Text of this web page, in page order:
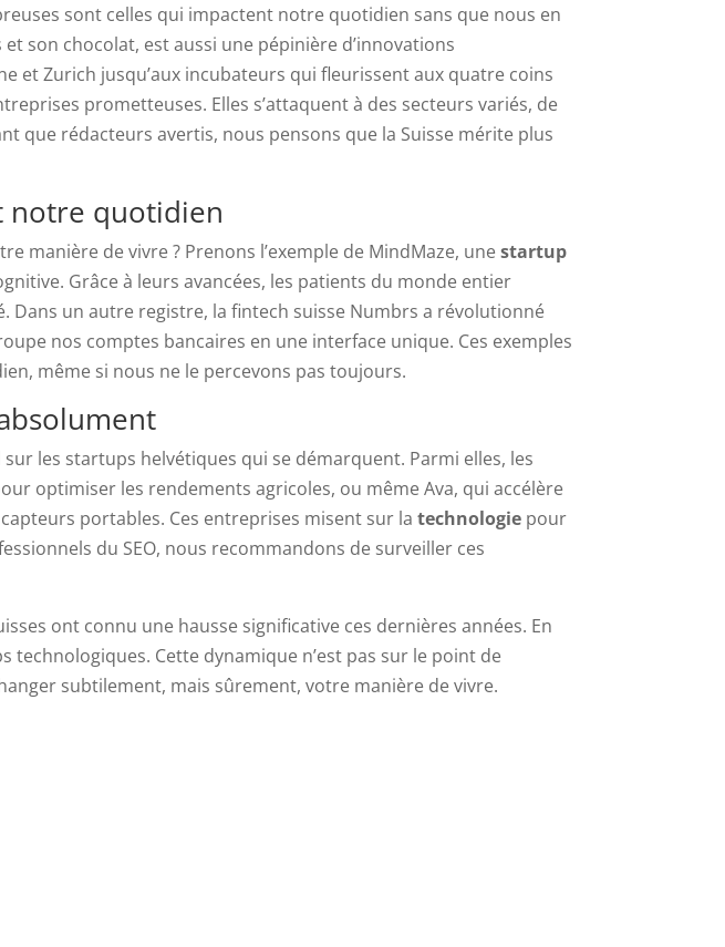
sont celles qui impactent notre quotidien sans que nous en
son chocolat, est aussi une pépinière d’innovations
et Zurich jusqu’aux incubateurs qui fleurissent aux quatre coins
prometteuses. Elles s’attaquent à des secteurs variés, de
que rédacteurs avertis, nous pensons que la Suisse mérite plus
notre quotidien
manière de vivre ? Prenons l’exemple de MindMaze, unestartup
Grâce à leurs avancées, les patients du monde entier
Dans un autre registre, la fintech suisse Numbrs a révolutionné
nos comptes bancaires en une interface unique. Ces exemples
même si nous ne le percevons pas toujours.
les startups helvétiques qui se démarquent. Parmi elles, les
optimiser les rendements agricoles, ou même Ava, qui accélère
portables. Ces entreprises misent sur latechnologie pour
du SEO, nous recommandons de surveiller ces
ont connu une hausse significative ces dernières années. En
technologiques. Cette dynamique n’est pas sur le point de
subtilement, mais sûrement, votre manière de vivre.